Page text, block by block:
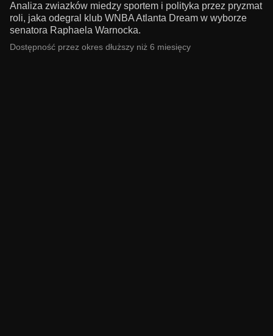
Analiza zwiazków miedzy sportem i polityka przez pryzmat
roli, jaka odegral klub WNBA Atlanta Dream w wyborze
senatora Raphaela Warnocka.
Dostępność przez okres dłuższy niż 6 miesięcy